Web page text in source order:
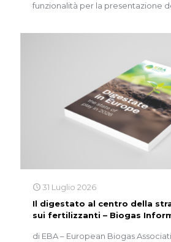
funzionalità per la presentazione
31 Luglio 2026
Il digestato al centro della
sui fertilizzanti – Biogas
di EBA – European Biogas